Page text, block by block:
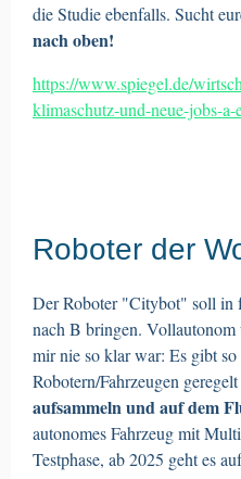
die Studie ebenfalls. Sucht
nach oben!
https://www.spiegel.de/
klimaschutz-und-neue-jobs-
Roboter der
Der Roboter "Citybot" soll in
nach B bringen. Vollautonom
mir nie so klar war: Es gibt
Robotern/Fahrzeugen
aufsammeln und auf dem
autonomes Fahrzeug mit
Testphase, ab 2025 geht es